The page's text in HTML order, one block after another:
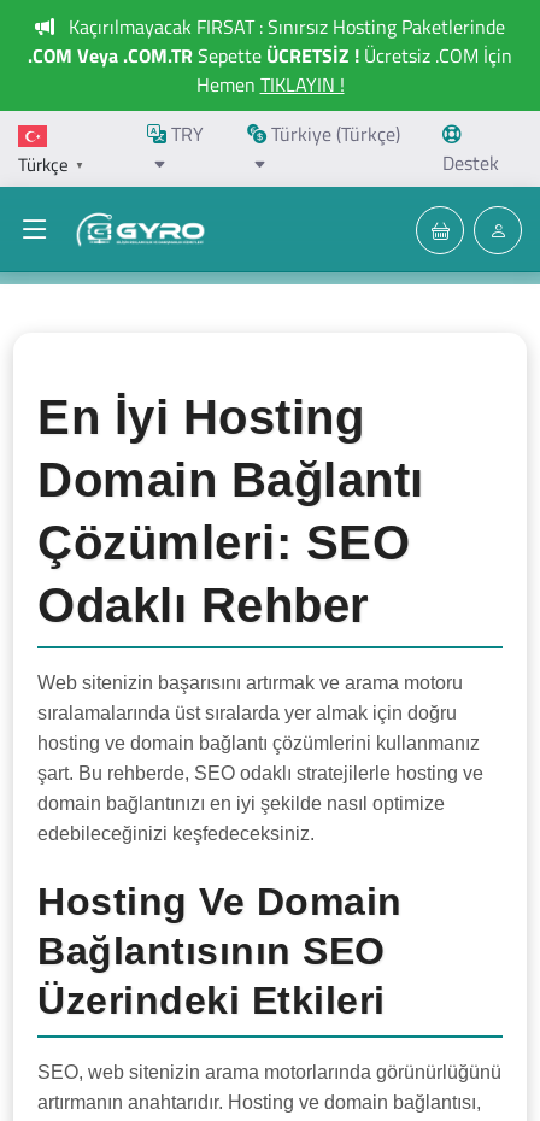
Kaçırılmayacak FIRSAT : Sınırsız Hosting Paketlerinde
.COM Veya .COM.TRSepette ÜCRETSİZ ! Ücretsiz .COM İçin
Hemen TIKLAYIN !
Türkçe ▼
TRY
Türkiye (Türkçe)
Destek
En İyi Hosting
Domain Bağlantı
Çözümleri: SEO
Odaklı Rehber
Web sitenizin başarısını artırmak ve arama motoru
sıralamalarında üst sıralarda yer almak için doğru
hosting ve domain bağlantı çözümlerini kullanmanız
şart. Bu rehberde, SEO odaklı stratejilerle hosting ve
domain bağlantınızı en iyi şekilde nasıl optimize
edebileceğinizi keşfedeceksiniz.
Hosting Ve Domain
Bağlantısının SEO
Üzerindeki Etkileri
SEO, web sitenizin arama motorlarında görünürlüğünü
artırmanın anahtarıdır. Hosting ve domain bağlantısı,